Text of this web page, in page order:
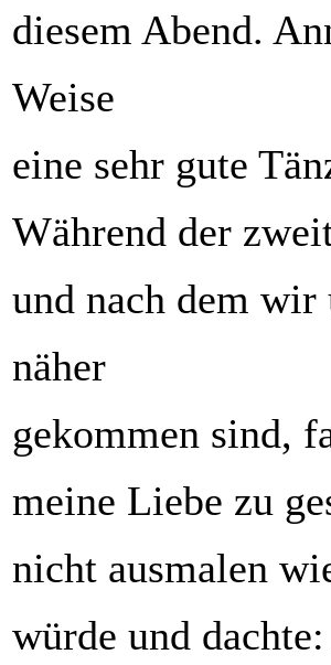
diesem Abend.
Weise
eine sehr gute
Während der
und nach dem wir
näher
gekommen sind,
meine Liebe zu
nicht ausmalen
würde und